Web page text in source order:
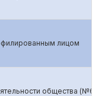
лицом
общества (№6 от